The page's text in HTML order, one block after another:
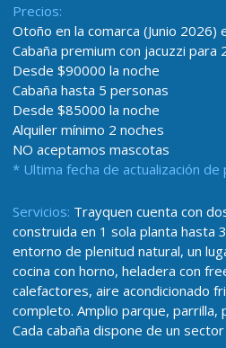
Precios:
Otoño en la comarca (Junio
Cabaña premium con jacuzzi para
Desde $90000 la noche
Cabaña hasta 5 personas
Desde $85000 la noche
Alquiler mínimo 2 noches
NO aceptamos mascotas
* Ultima fecha de actualización
Servicios: Trayquen cuenta con
construida en 1 sola planta hasta
entorno de plenitud natural, un
cocina con horno, heladera con
calefactores, aire acondicionado
completo. Amplio parque, parrilla,
Cada cabaña dispone de un